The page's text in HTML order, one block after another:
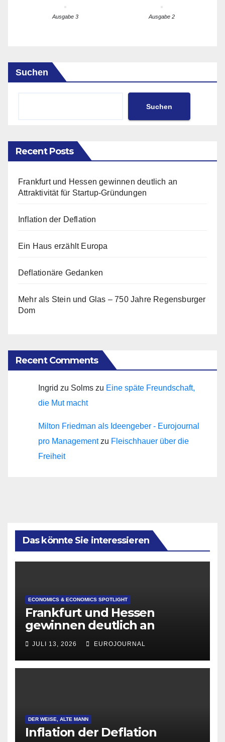
Ausgabe 3 Ausgabe 2
Suchen
Suchen
Recent Posts
Frankfurt und Hessen gewinnen deutlich an
Attraktivität für Startup-Gründungen
Inflation der Deflation
Ein Haus erzählt Europa
Deflationäre Gedanken
Mehr als Stein und Glas – 750 Jahre Regensburger
Dom
Recent Comments
Ingrid zu Solms zu Eine späte Freundschaft,
die Mut macht
Milton Friedman als Ideengeber - Eurojournal
pro Managementzu Fleischhauer über die
Freiheit
Das könnte Sie interessieren
ECONOMICS & ECONOMICS SPOTLIGHT
Frankfurt und Hessen
gewinnen deutlich an
Attraktivität für Startup-
Gründungen
JULI 13, 2026 EUROJOURNAL
DER WEISE, ALTE MANN
Inflation der Deflation